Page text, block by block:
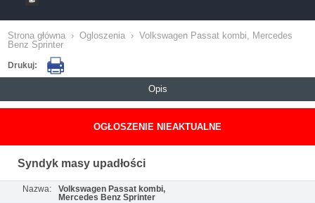
Strona główna › Ogloszenia › Volkswagen Passat kombi, Mercedes
Benz Sprinter
Drukuj:
Opis
OGŁOSZENIE NIEAKTUALNE
Syndyk masy upadłości
Nazwa:
Volkswagen Passat kombi,
Mercedes Benz Sprinter